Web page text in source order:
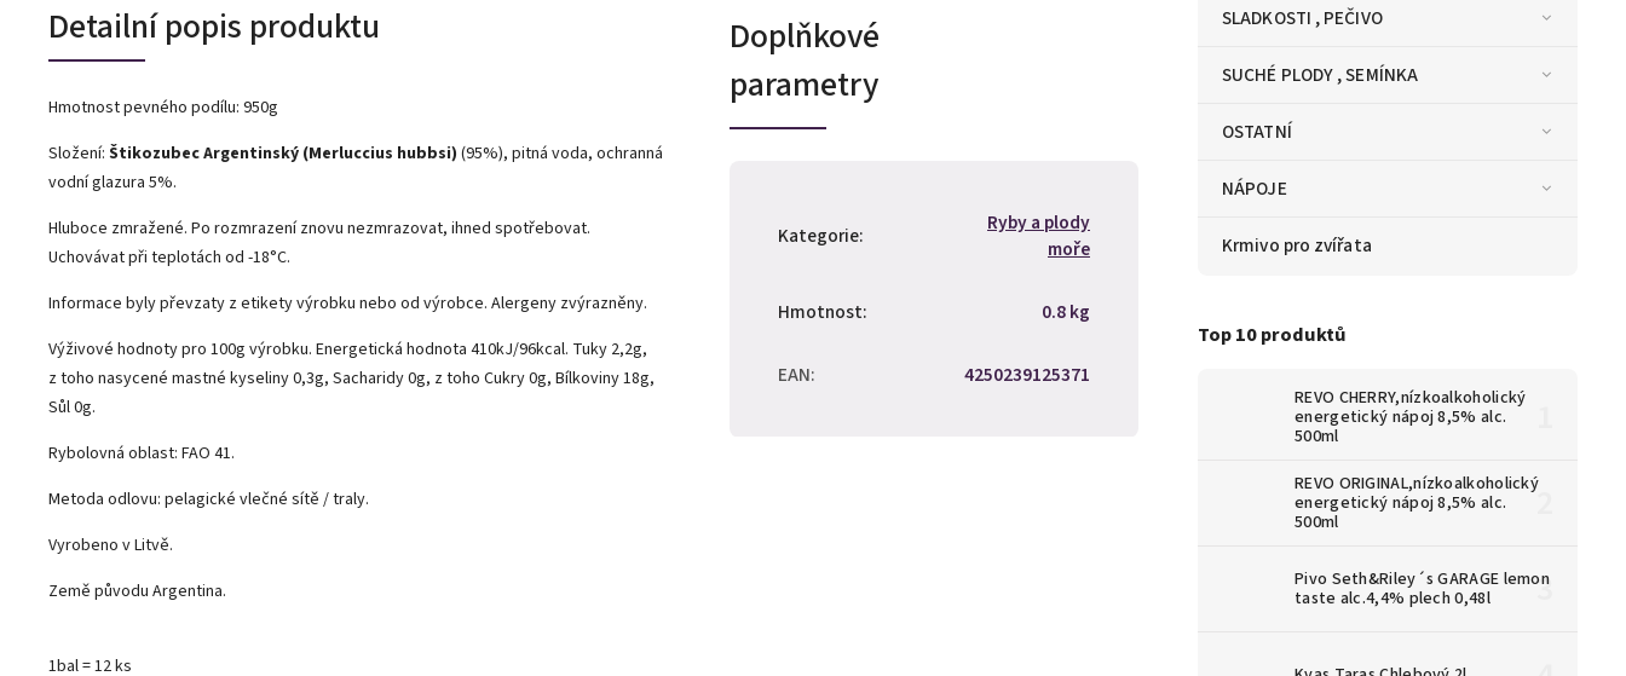
SLADKOSTI , PEČIVO
SUCHÉ PLODY , SEMÍNKA
OSTATNÍ
NÁPOJE
Krmivo pro zvířata
Top 10 produktů
REVO CHERRY,nízkoalkoholický
energetický nápoj 8,5% alc.
500ml
REVO ORIGINAL,nízkoalkoholický
energetický nápoj 8,5% alc.
500ml
Pivo Seth&Riley´s GARAGE lemon
taste alc.4,4% plech 0,48l
Detailní popis produktu
Hmotnost pevného podílu: 950g
Složení: Štikozubec Argentinský (Merluccius hubbsi) (95%), pitná voda, ochranná
vodní glazura 5%.
Hluboce zmražené. Po rozmrazení znovu nezmrazovat, ihned spotřebovat.
Uchovávat při teplotách od -18°C.
Informace byly převzaty z etikety výrobku nebo od výrobce. Alergeny zvýrazněny.
Výživové hodnoty pro 100g výrobku. Energetická hodnota 410kJ/96kcal. Tuky 2,2g,
z toho nasycené mastné kyseliny 0,3g, Sacharidy 0g, z toho Cukry 0g, Bílkoviny 18g,
Sůl 0g.
Rybolovná oblast: FAO 41.
Metoda odlovu: pelagické vlečné sítě / traly.
Vyrobeno v Litvě.
Země původu Argentina.
1bal = 12 ks
Doplňkové
parametry
Kategorie:
Ryby a plody
moře
Hmotnost: 0.8 kg
EAN: 4250239125371